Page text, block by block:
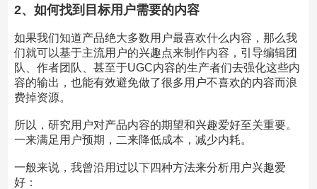
2、如何找到目标用户需要的内容
如果我们知道产品绝大多数用户最喜欢什么内容，那么我
们就可以基于主流用户的兴趣点来制作内容，引导编辑团
队、作者团队、甚至于UGC内容的生产者们去强化这些内
容的输出，也能有效避免做了很多用户不喜欢的内容而浪
费掉资源。
所以，研究用户对产品内容的期望和兴趣爱好至关重要。
一来满足用户预期，二来降低成本，减少内耗。
一般来说，我曾沿用过以下四种方法来分析用户兴趣爱
好：